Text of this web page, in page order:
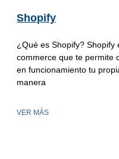
Shopify
¿Qué es Shopify? Shopify
commerce que te permite
en funcionamiento tu
manera
VER MÁS